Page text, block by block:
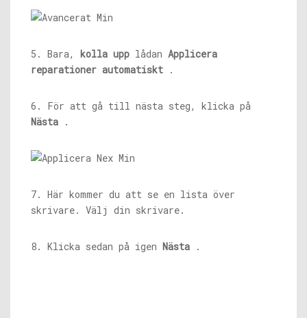
5. Bara, kolla upp lådan Applicera
reparationer automatiskt .
6. För att gå till nästa steg, klicka på
Nästa .
7. Här kommer du att se en lista över
skrivare. Välj din skrivare.
8. Klicka sedan på igen Nästa .